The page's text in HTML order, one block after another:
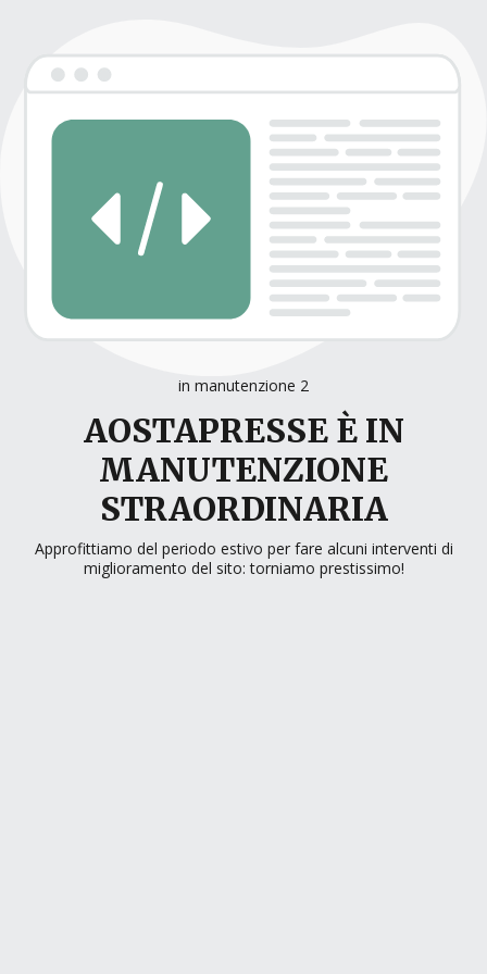
in manutenzione 2
AOSTAPRESSE È IN
MANUTENZIONE
STRAORDINARIA
Approfittiamo del periodo estivo per fare alcuni interventi di
miglioramento del sito: torniamo prestissimo!